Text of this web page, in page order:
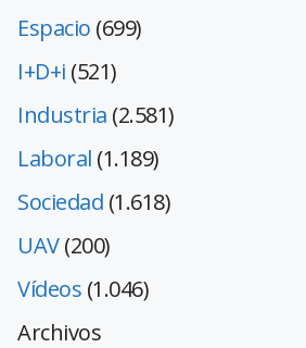
Espacio (699)
I+D+i (521)
Industria (2.581)
Laboral (1.189)
Sociedad (1.618)
UAV(200)
Vídeos (1.046)
Archivos